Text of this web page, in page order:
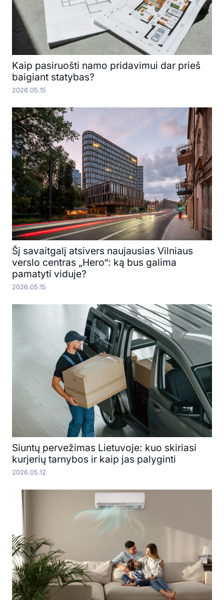
Kaip pasiruošti namo pridavimui dar prieš
baigiant statybas?
2026.05.15
Šį savaitgalį atsivers naujausias Vilniaus
verslo centras „Hero“: ką bus galima
pamatyti viduje?
2026.05.15
Siuntų pervežimas Lietuvoje: kuo skiriasi
kurjerių tarnybos ir kaip jas palyginti
2026.05.12